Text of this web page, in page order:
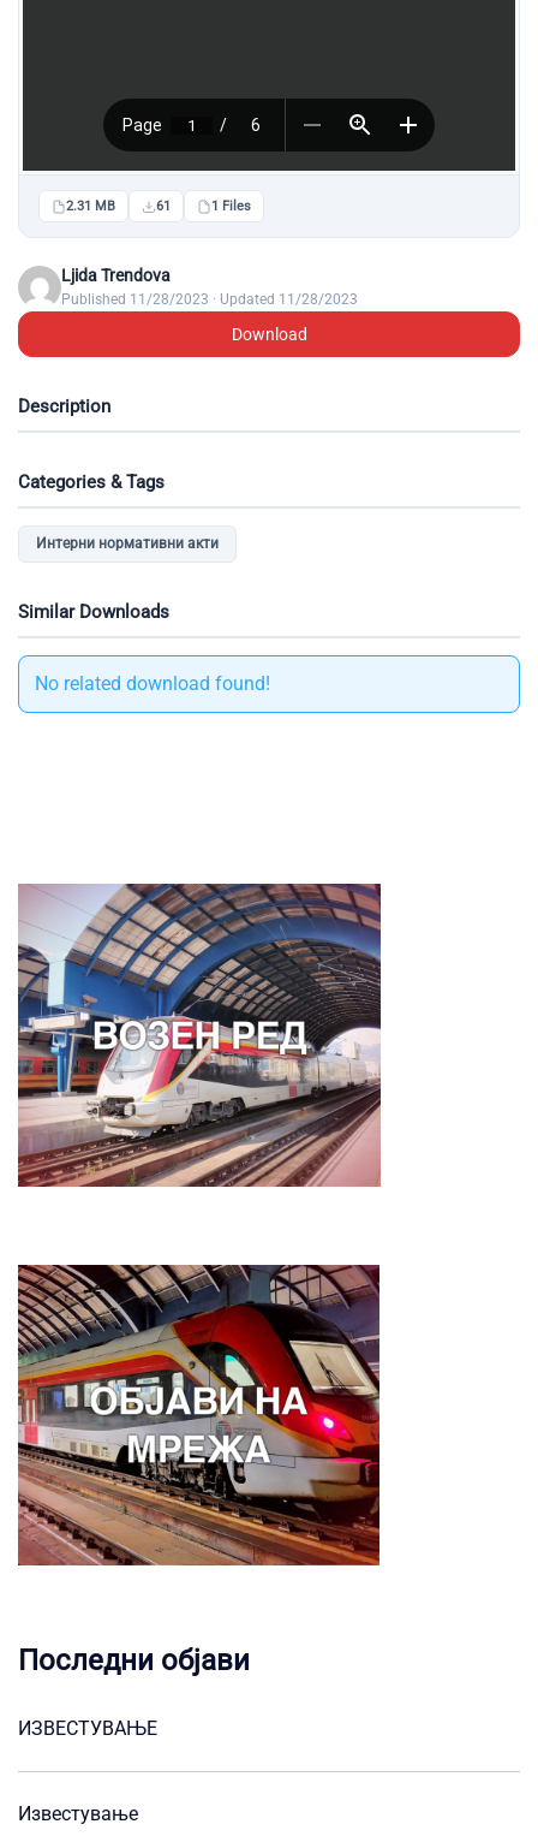
2.31 MB 61 1 Files
Ljida Trendova
Published 11/28/2023 · Updated 11/28/2023
Download
Description
Categories & Tags
Интерни нормативни акти
Similar Downloads
No related download found!
Последни објави
ИЗВЕСТУВАЊЕ
Известување